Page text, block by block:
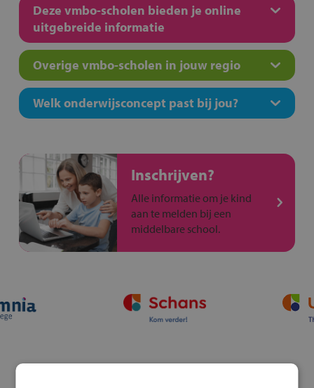
Deze vmbo-scholen bieden je online
uitgebreide informatie
Overige vmbo-scholen in jouw regio
Welk onderwijsconcept past bij jou?
Inschrijven?
Alle informatie om je kind
aan te melden bij een
middelbare school.